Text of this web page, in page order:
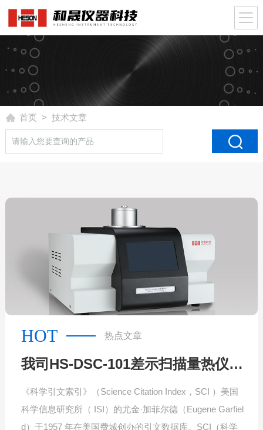
首页 > 技术文章
HOT 热点文章
我司HS-DSC-101差示扫描量热仪两次出现在SCI论文
《科学引文索引》（Science Citation Index，SCI ）美国
科学信息研究所（ ISI）的尤金·加菲尔德（Eugene Garfiel
d）于1957 年在美国费城创办的引文数据库。SCI（科学